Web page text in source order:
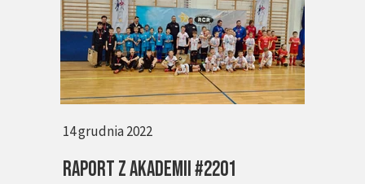
Raport z Akademii #2201
14 grudnia 2022